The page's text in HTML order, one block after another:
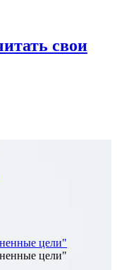
свои
цели"
цели"